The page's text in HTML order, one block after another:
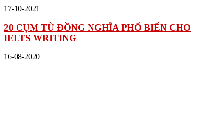
17-10-2021
20 CỤM TỪ ĐỒNG NGHĨA PHỔ BIẾN CHO
IELTS WRITING
16-08-2020